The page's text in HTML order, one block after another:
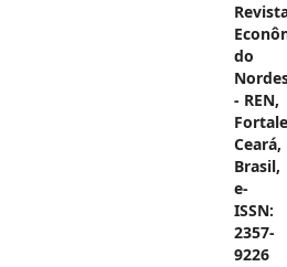
do
- REN,
Ceará,
Brasil,
e-
ISSN:
2357-
9226